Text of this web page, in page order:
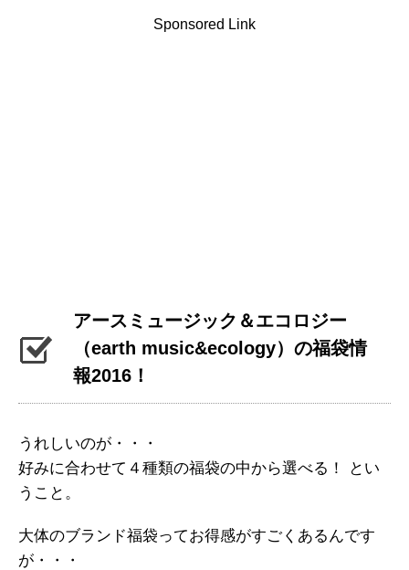
Sponsored Link
アースミュージック＆エコロジー
（earth music&ecology）の福袋情
報2016！
うれしいのが・・・
好みに合わせて４種類の福袋の中から選べる！ とい
うこと。
大体のブランド福袋ってお得感がすごくあるんです
が・・・